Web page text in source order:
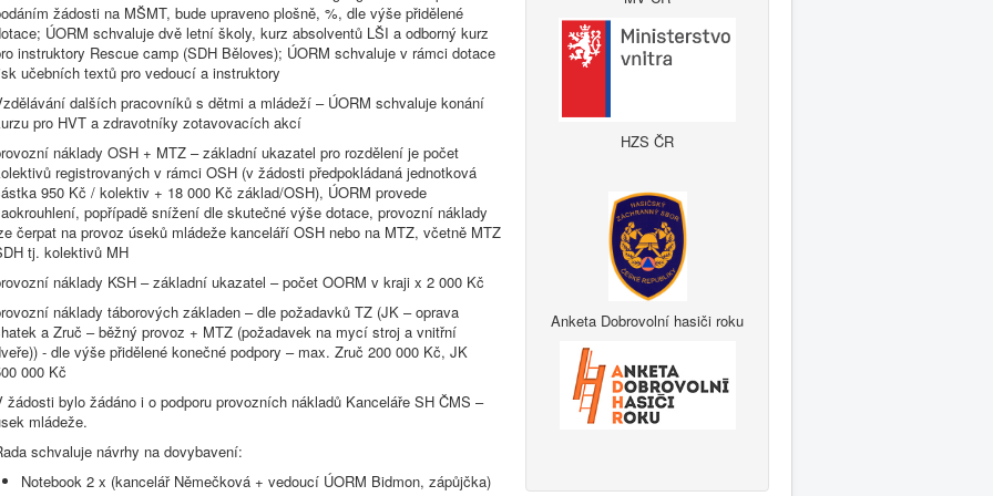
žádosti na MŠMT, bude upraveno plošně, %, dle výše přidělené
ÚORM schvaluje dvě letní školy, kurz absolventů LŠI a odborný kurz
instruktory Rescue camp (SDH Běloves); ÚORM schvaluje v rámci dotace
učebních textů pro vedoucí a instruktory
dalších pracovníků s dětmi a mládeží – ÚORM schvaluje konání
pro HVT a zdravotníky zotavovacích akcí
náklady OSH + MTZ – základní ukazatel pro rozdělení je počet
registrovaných v rámci OSH (v žádosti předpokládaná jednotková
950 Kč / kolektiv + 18 000 Kč základ/OSH), ÚORM provede
popřípadě snížení dle skutečné výše dotace, provozní náklady
čerpat na provoz úseků mládeže kanceláří OSH nebo na MTZ, včetně MTZ
tj. kolektivů MH
náklady KSH – základní ukazatel – počet OORM v kraji x 2 000 Kč
náklady táborových základen – dle požadavků TZ (JK – oprava
a Zruč – běžný provoz + MTZ (požadavek na mycí stroj a vnitřní
- dle výše přidělené konečné podpory – max. Zruč 200 000 Kč, JK
000 Kč
žádosti bylo žádáno i o podporu provozních nákladů Kanceláře SH ČMS –
mládeže.
schvaluje návrhy na dovybavení:
Notebook 2 x (kancelář Němečková + vedoucí ÚORM Bidmon, zápůjčka)
HZS ČR
Anketa Dobrovolní hasiči roku